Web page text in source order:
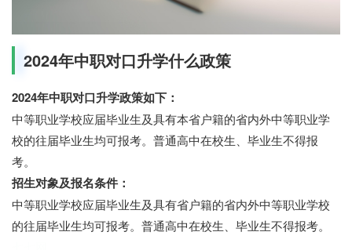
2024年中职对口升学什么政策
2024年中职对口升学政策如下：
中等职业学校应届毕业生及具有本省户籍的省内外中等职业学
校的往届毕业生均可报考。普通高中在校生、毕业生不得报
考。
招生对象及报名条件：
中等职业学校应届毕业生及具有省户籍的省内外中等职业学校
的往届毕业生均可报考。普通高中在校生、毕业生不得报考。